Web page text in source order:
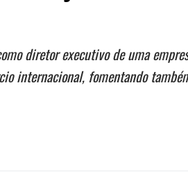
diretor executivo de uma
internacional, fomentando